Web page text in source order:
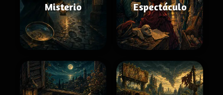
Misterio Espectáculo